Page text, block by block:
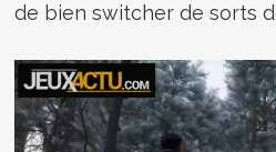
de bien switcher de sorts